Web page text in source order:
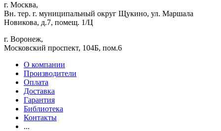
г. Москва,
Вн. тер. г. муниципальный округ Щукино, ул. Маршала
Новикова, д.7, помещ. 1/Ц
г. Воронеж,
​Московский проспект, 104Б, пом.6
О компании
Производители
Оплата
Доставка
Гарантия
Библиотека
Контакты
...